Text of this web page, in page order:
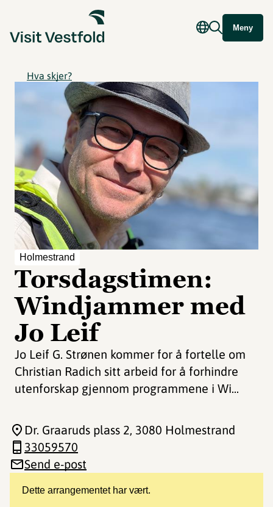
Meny
Hva skjer?
Holmestrand
Torsdagstimen:
Windjammer med
Jo Leif
Jo Leif G. Strønen kommer for å fortelle om
Christian Radich sitt arbeid for å forhindre
utenforskap gjennom programmene i Wi...
Dette arrangementet har vært.
Dr. Graaruds plass 2, 3080 Holmestrand
33059570
Send e-post